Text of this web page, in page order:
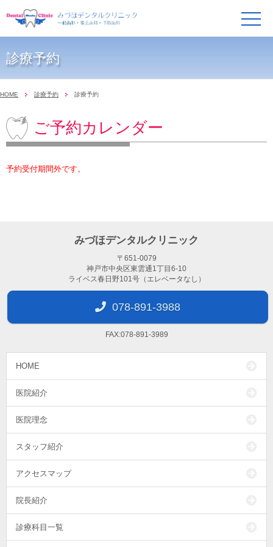
メ
ニ
ュ
診療予約
HOME 診療予約 診療予約
ご予約カレンダー
予約受付期間外です。
みづほデンタルクリニック
〒651-0079
神戸市中央区東雲通1丁目6-10
ライベス春日野101号（エレベータなし）
078-891-3988
FAX:078-891-3989
HOME
医院紹介
医院理念
スタッフ紹介
アクセスマップ
院長紹介
診療科目一覧